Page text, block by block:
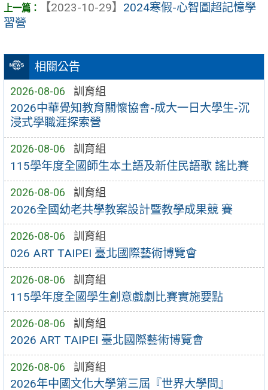
相關公告
2026-08-06 訓育組
2026中華覺知教育關懷協會-成大一日大學生-沉
浸式學職涯探索營
2026-08-06 訓育組
115學年度全國師生本土語及新住民語歌 謠比賽
2026-08-06 訓育組
2026全國幼老共學教案設計暨教學成果競 賽
2026-08-06 訓育組
026 ART TAIPEI 臺北國際藝術博覽會
2026-08-06 訓育組
115學年度全國學生創意戲劇比賽實施要點
2026-08-06 訓育組
2026 ART TAIPEI 臺北國際藝術博覽會
2026-08-06 訓育組
2026年中國文化大學第三屆『世界大學問』
【2023-10-29】 2024寒假-心智圖超記憶學
習營